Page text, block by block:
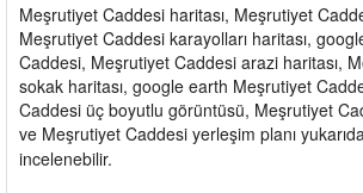
Meşrutiyet Caddesi haritası, Meşrutiyet
Meşrutiyet Caddesi karayolları haritası,
Caddesi, Meşrutiyet Caddesi arazi haritası,
sokak haritası, google earth Meşrutiyet
Caddesi üç boyutlu görüntüsü, Meşrutiyet
ve Meşrutiyet Caddesi yerleşim planı
incelenebilir.